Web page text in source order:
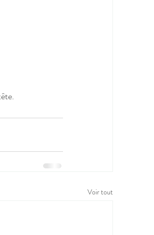
Voir tout